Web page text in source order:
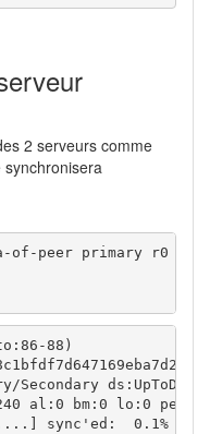
2 serveurs comme
synchronisera
of-peer primary r0
88)
Secondary
al:0 bm:0 lo:0 pe:0
sync'ed:  0.1%